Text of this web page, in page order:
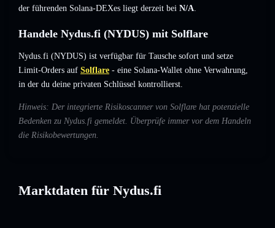
der führenden Solana-DEXes liegt derzeit bei N/A.
Handele Nydus.fi (NYDUS) mit Solflare
Nydus.fi (NYDUS) ist verfügbar für Tausche sofort und setze
Limit-Orders auf Solflare - eine Solana-Wallet ohne Verwahrung,
in der du deine privaten Schlüssel kontrollierst.
Hinweis: Der integrierte Risikoscanner von Solflare hat potenzielle
Bedenken zu Nydus.fi gemeldet. Überprüfe immer vor dem Handeln
die Risikobewertungen.
Marktdaten für Nydus.fi